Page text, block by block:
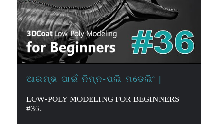
ଆରମ୍ଭ ପାଇଁ ନିମ୍ନ-ପଲି ମଡେଲିଂ |
LOW-POLY MODELING FOR BEGINNERS
#36.